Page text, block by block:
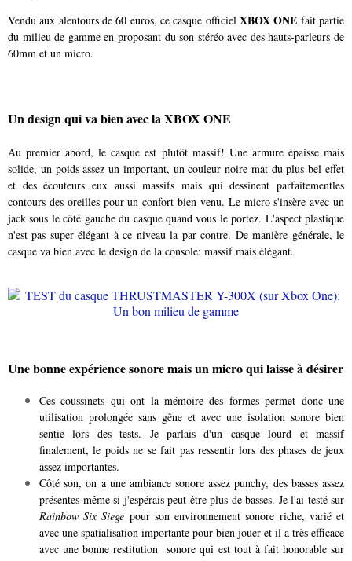
Vendu aux alentours de 60 euros, ce casque officiel XBOX ONE fait partie
du milieu de gamme en proposant du son stéréo avec des hauts-parleurs de
60mm et un micro.
Un design qui va bien avec la XBOX ONE
Au premier abord, le casque est plutôt massif! Une armure épaisse mais
solide, un poids assez un important, un couleur noire mat du plus bel effet
et des écouteurs eux aussi massifs mais qui dessinent parfaitementles
contours des oreilles pour un confort bien venu. Le micro s'insère avec un
jack sous le côté gauche du casque quand vous le portez. L'aspect plastique
n'est pas super élégant à ce niveau la par contre. De manière générale, le
casque va bien avec le design de la console: massif mais élégant.
Une bonne expérience sonore mais un micro qui laisse à désirer
Ces coussinets qui ont la mémoire des formes permet donc une
utilisation prolongée sans gêne et avec une isolation sonore bien
sentie lors des tests. Je parlais d'un casque lourd et massif
finalement, le poids ne se fait pas ressentir lors des phases de jeux
assez importantes.
Côté son, on a une ambiance sonore assez punchy, des basses assez
présentes même si j'espérais peut être plus de basses. Je l'ai testé sur
Rainbow Six Siege pour son environnement sonore riche, varié et
avec une spatialisation importante pour bien jouer et il a très efficace
avec une bonne restitution sonore qui est tout à fait honorable sur